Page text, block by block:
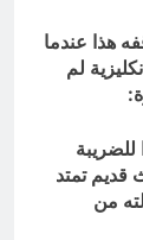
هذا عندما
لم
للضريبة
قديم تمتد
من